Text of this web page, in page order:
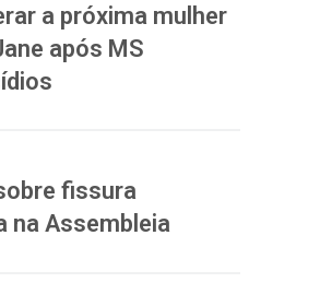
a próxima mulher
após MS
fissura
na Assembleia